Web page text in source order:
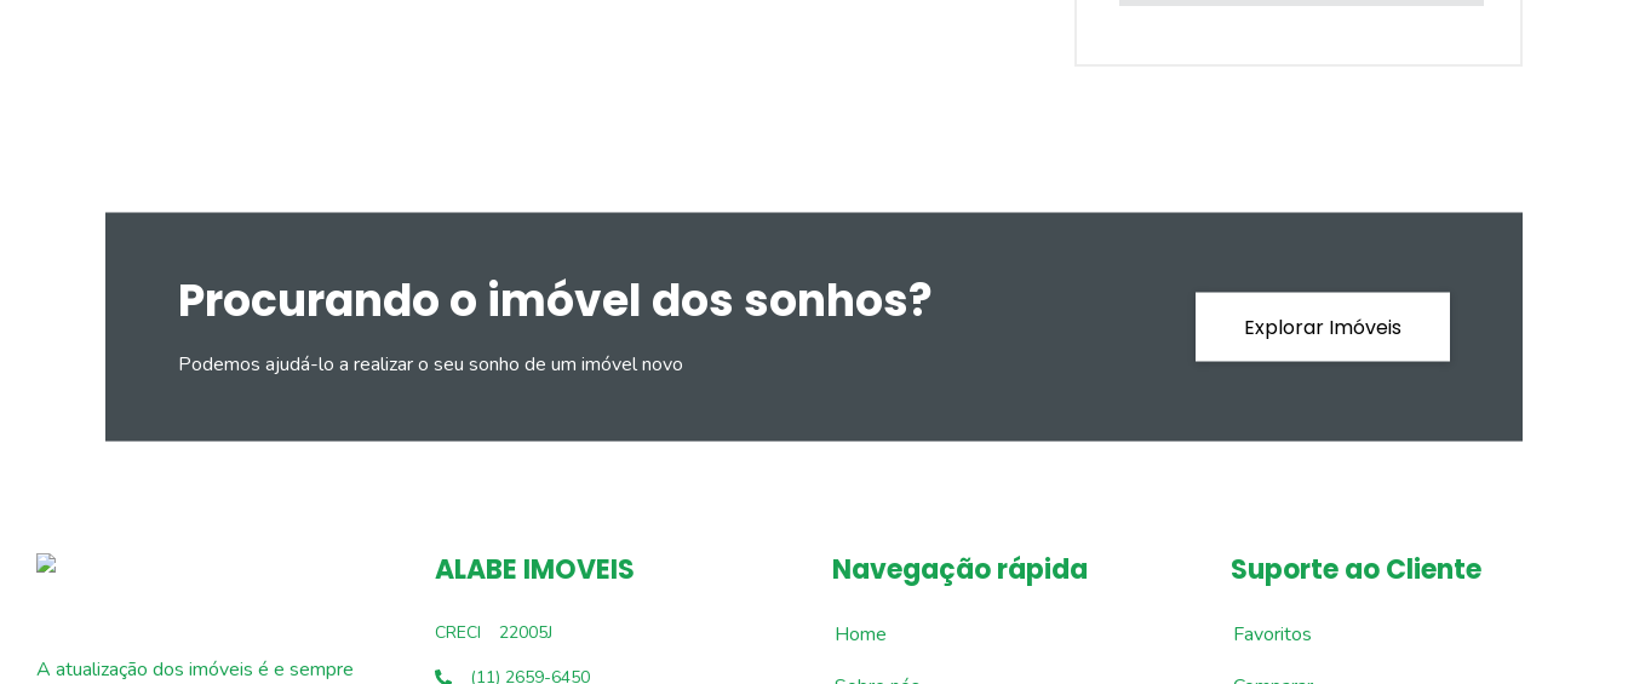
Procurando o imóvel dos sonhos?
Podemos ajudá-lo a realizar o seu sonho de um imóvel novo
Explorar Imóveis
A atualização dos imóveis é e sempre
ALABE IMOVEIS
CRECI
22005J
(11) 2659-6450
Navegação rápida
Home
Suporte ao Cliente
Favoritos